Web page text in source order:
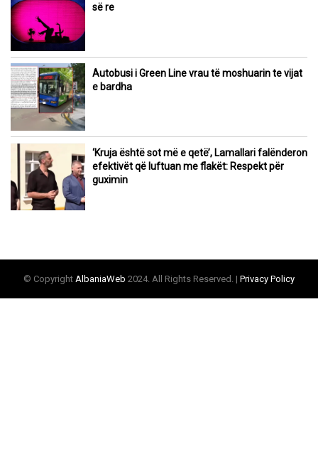
së re
Autobusi i Green Line vrau të moshuarin te vijat
e bardha
‘Kruja është sot më e qetë’, Lamallari falënderon
efektivët që luftuan me flakët: Respekt për
guximin
© Copyright AlbaniaWeb 2024. All Rights Reserved. | Privacy Policy